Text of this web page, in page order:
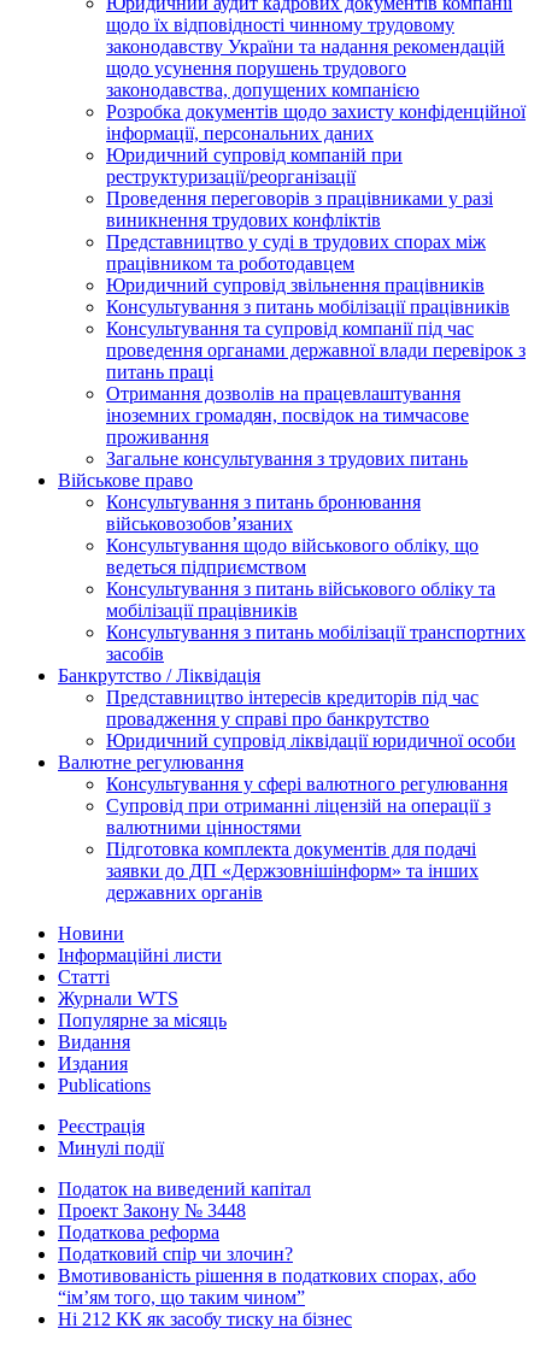
щодо їх відповідності чинному трудовому
законодавству України та надання рекомендацій
щодо усунення порушень трудового
законодавства, допущених компанією
Розробка документів щодо захисту конфіденційної
інформації, персональних даних
Юридичний супровід компаній при
реструктуризації/реорганізації
Проведення переговорів з працівниками у разі
виникнення трудових конфліктів
Представництво у суді в трудових спорах між
працівником та роботодавцем
Юридичний супровід звільнення працівників
Консультування з питань мобілізації працівників
Консультування та супровід компанії під час
проведення органами державної влади перевірок з
питань праці
Отримання дозволів на працевлаштування
іноземних громадян, посвідок на тимчасове
проживання
Загальне консультування з трудових питань
Військове право
Консультування з питань бронювання
військовозобов’язаних
Консультування щодо військового обліку, що
ведеться підприємством
Консультування з питань військового обліку та
мобілізації працівників
Консультування з питань мобілізації транспортних
засобів
Банкрутство / Ліквідація
Представництво інтересів кредиторів під час
провадження у справі про банкрутство
Юридичний супровід ліквідації юридичної особи
Валютне регулювання
Консультування у сфері валютного регулювання
Супровід при отриманні ліцензій на операції з
валютними цінностями
Підготовка комплекта документів для подачі
заявки до ДП «Держзовнішінформ» та інших
державних органів
Новини
Інформаційні листи
Статті
Журнали WTS
Популярне за місяць
Видання
Издания
Publications
Реєстрація
Минулі події
Податок на виведений капітал
Проект Закону № 3448
Податкова реформа
Податковий спір чи злочин?
Вмотивованість рішення в податкових спорах, або
“ім’ям того, що таким чином”
Ні 212 КК як засобу тиску на бізнес